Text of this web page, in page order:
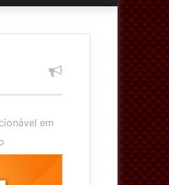
skin
em